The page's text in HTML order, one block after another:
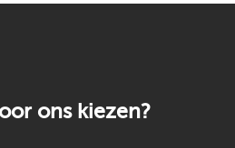
ons kiezen?